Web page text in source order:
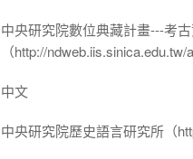
中央研究院數位典藏計畫---考
（http://
中文
中央研究院歷史語言研究所（